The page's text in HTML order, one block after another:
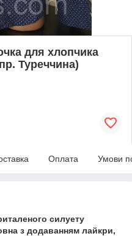
для хлопчика
Туреччина)
Оплата Умови
силуету
з додаванням лайкри,